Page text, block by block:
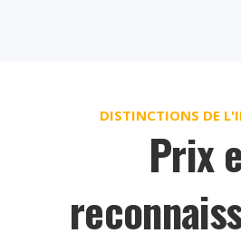
DISTINCTIONS DE
Prix